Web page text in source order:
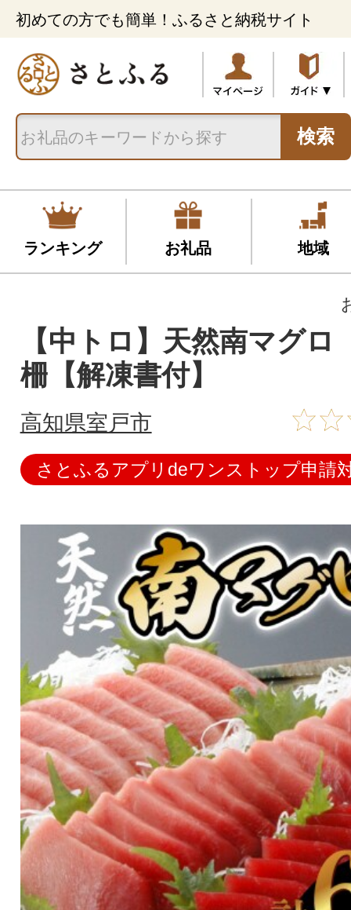
初めての方でも簡単！ふるさと納税サイト
検索
ランキング お礼品 地域
【中トロ】天然南マグ
柵【解凍書付】
高知県室戸市
さとふるアプリdeワンストップ申請